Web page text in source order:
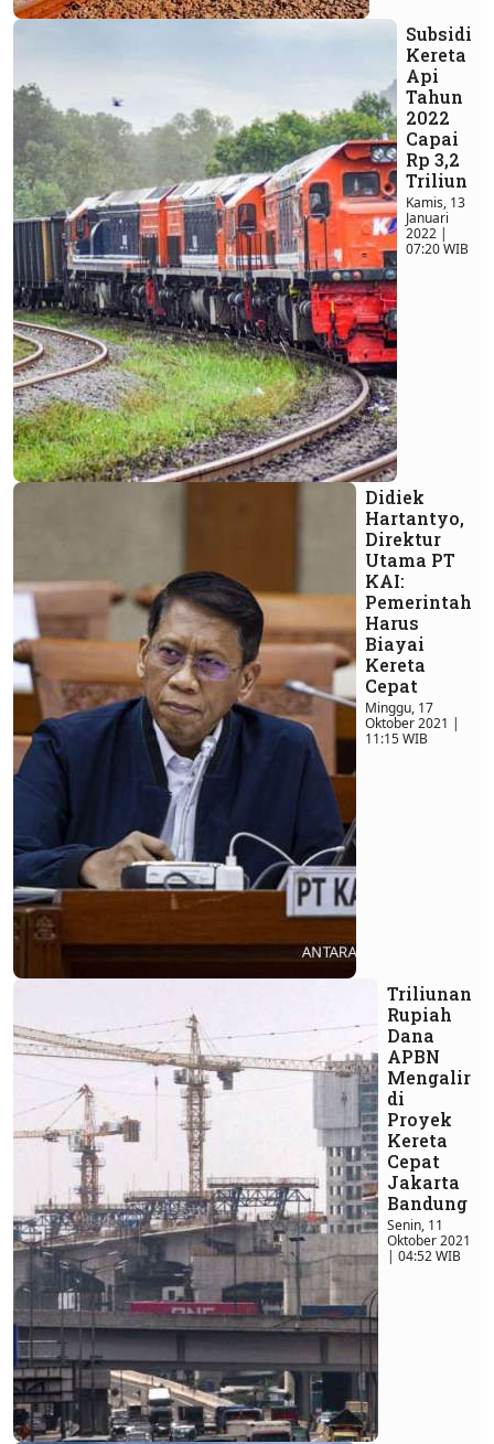
Subsidi
Kereta
Api
Tahun
2022
Capai
Rp 3,2
Triliun
Kamis, 13
Januari
2022 |
07:20 WIB
Didiek
Hartantyo,
Direktur
Utama PT
KAI:
Pemerintah
Harus
Biayai
Kereta
Cepat
Minggu, 17
Oktober 2021 |
11:15 WIB
Triliunan
Rupiah
Dana
APBN
Mengalir
di
Proyek
Kereta
Cepat
Jakarta
Bandung
Senin, 11
Oktober 2021
| 04:52 WIB